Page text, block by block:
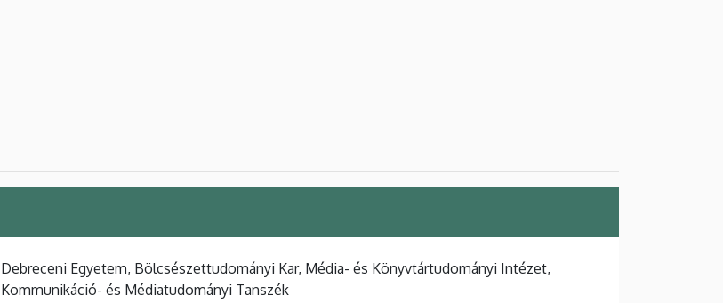
Debreceni Egyetem, Bölcsészettudományi Kar, Média- és Könyvtártudományi Intézet,
Kommunikáció- és Médiatudományi Tanszék